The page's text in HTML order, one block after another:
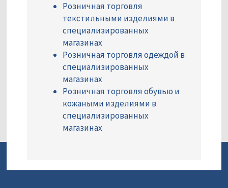
Розничная торговля
текстильными изделиями в
специализированных
магазинах
Розничная торговля одеждой в
специализированных
магазинах
Розничная торговля обувью и
кожаными изделиями в
специализированных
магазинах